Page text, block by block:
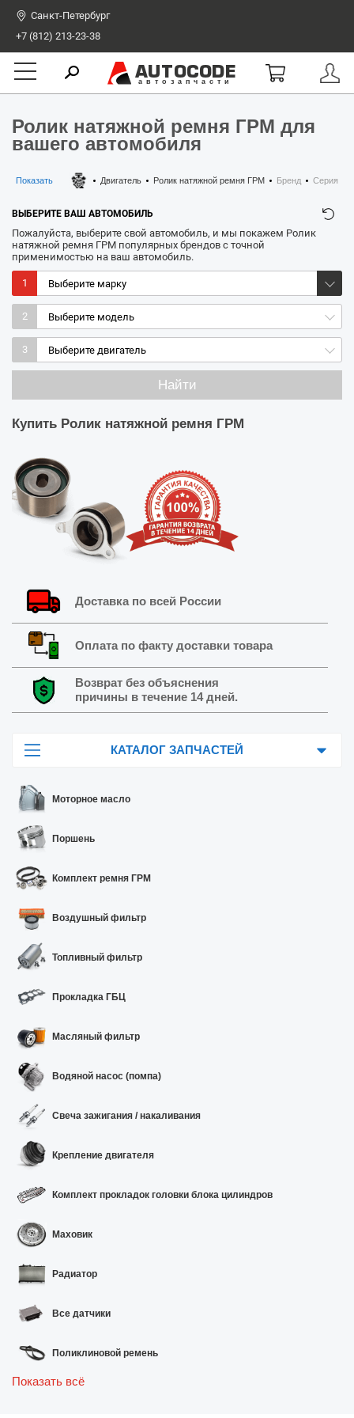
Санкт-Петербург
+7 (812) 213-23-38
AUTOCODE
автозапчасти
Ролик натяжной ремня ГРМ для
вашего автомобиля
Показать Двигатель Ролик натяжной ремня ГРМ Бренд Серия
ВЫБЕРИТЕ ВАШ АВТОМОБИЛЬ
Пожалуйста, выберите свой автомобиль, и мы покажем Ролик
натяжной ремня ГРМ популярных брендов с точной
применимостью на ваш автомобиль.
1
2
3
Найти
Купить Ролик натяжной ремня ГРМ
Доставка по всей России
Оплата по факту доставки товара
Возврат без объяснения
причины в течение 14 дней.
КАТАЛОГ ЗАПЧАСТЕЙ
Моторное масло
Поршень
Комплект ремня ГРМ
Воздушный фильтр
Топливный фильтр
Прокладка ГБЦ
Масляный фильтр
Водяной насос (помпа)
Свеча зажигания / накаливания
Крепление двигателя
Комплект прокладок головки блока цилиндров
Маховик
Радиатор
Все датчики
Поликлиновой ремень
Показать всё